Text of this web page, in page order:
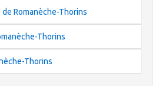
Romanèche-Thorins
Thorins
Thorins